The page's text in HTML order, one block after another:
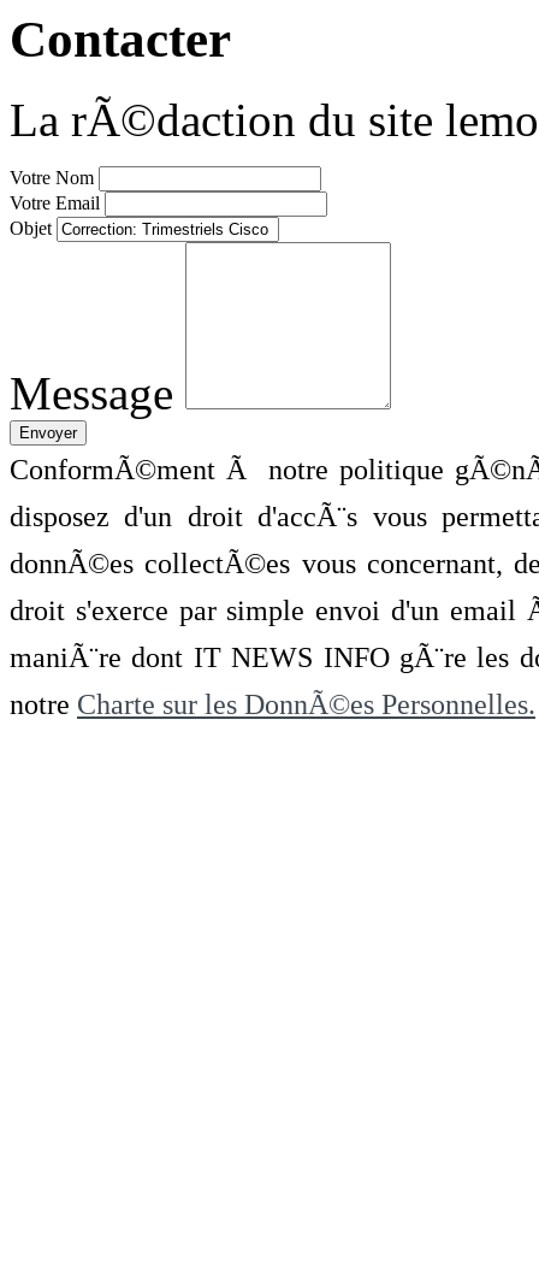
Contacter
La rÃ©daction du site
Votre Nom
Votre Email
Objet
Message
ConformÃ©ment Ã notre politique
disposez d'un droit d'accÃ¨s vous
donnÃ©es collectÃ©es vous concernant,
droit s'exerce par simple envoi d'un
maniÃ¨re dont IT NEWS INFO gÃ¨re les
notre Charte sur les DonnÃ©es Personnelles.